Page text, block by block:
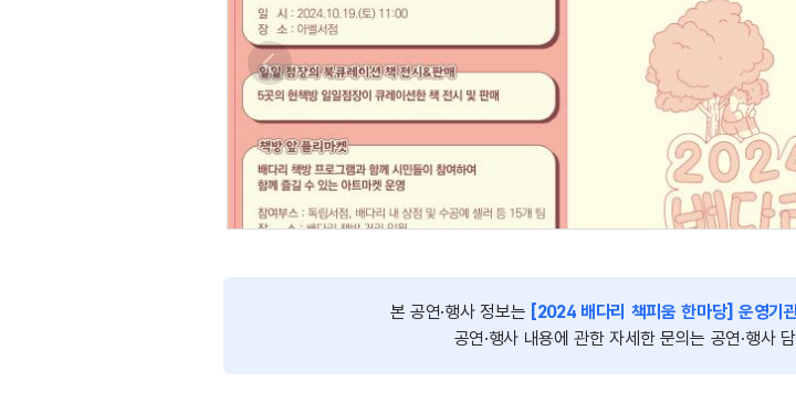
본 공연·행사 정보는 [2024 배다리 책피움 한마당] 운영기
공연·행사 내용에 관한 자세한 문의는 공연·행사